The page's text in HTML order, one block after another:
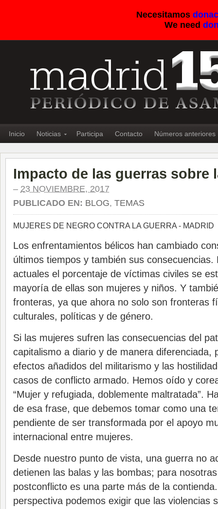
Necesitamos
We need
Inicio Noticias Participa Contacto Números anteriores
Impacto de las guerras sobre
– 23 NOVIEMBRE, 2017
PUBLICADO EN: BLOG, TEMAS
MUJERES DE NEGRO CONTRA LA GUERRA - MADRID
Los enfrentamientos bélicos han cambiado
últimos tiempos y también sus consecuencias.
actuales el porcentaje de víctimas civiles se
mayoría de ellas son mujeres y niños. Y
fronteras, ya que ahora no solo son fronteras
culturales, políticas y de género.
Si las mujeres sufren las consecuencias del
capitalismo a diario y de manera diferenciada,
efectos añadidos del militarismo y las
casos de conflicto armado. Hemos oído y
“Mujer y refugiada, doblemente maltratada”.
de esa frase, que debemos tomar como una
pendiente de ser transformada por el apoyo
internacional entre mujeres.
Desde nuestro punto de vista, una guerra no
detienen las balas y las bombas; para
postconflicto es una parte más de la
perspectiva podemos exigir que las violencias